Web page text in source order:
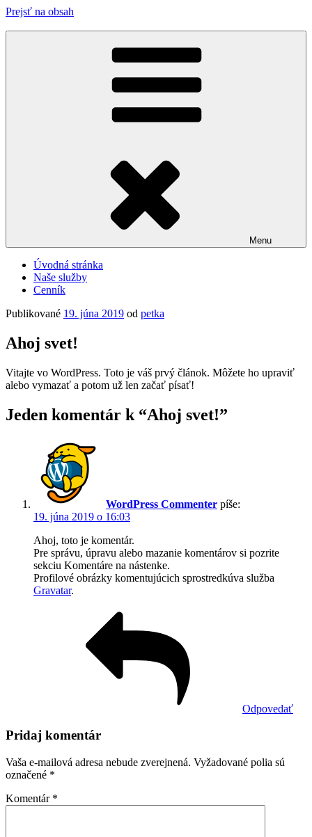
Prejsť na obsah
Airless strojové maľovanie striekaním Knacho Žilina
Menu
Úvodná stránka
Naše služby
Cenník
Publikované 19. júna 2019 od petka
Ahoj svet!
Vitajte vo WordPress. Toto je váš prvý článok. Môžete ho upraviť
alebo vymazať a potom už len začať písať!
Jeden komentár k “Ahoj svet!”
WordPress Commenter píše:
19. júna 2019 o 16:03
Ahoj, toto je komentár.
Pre správu, úpravu alebo mazanie komentárov si pozrite
sekciu Komentáre na nástenke.
Profilové obrázky komentujúcich sprostredkúva služba
Gravatar.
Odpovedať
Pridaj komentár
Vaša e-mailová adresa nebude zverejnená. Vyžadované polia sú
označené *
Komentár *